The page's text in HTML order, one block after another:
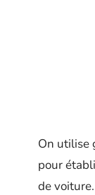
On utilise
pour
de